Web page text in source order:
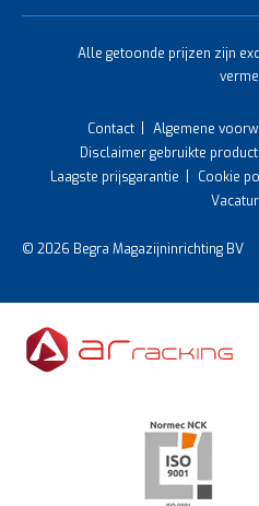
Alle getoonde prijzen zijn
Contact Algemene
Disclaimer gebruikte
Laagste prijsgarantie
Cookie
© 2026 Begra Magazijninrichting BV